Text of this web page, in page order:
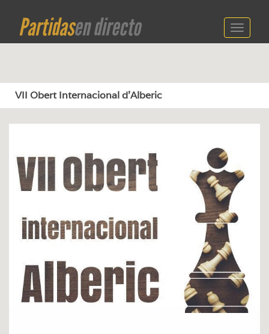
Toggle
Partidasen directo
VII Obert Internacional d’Alberic